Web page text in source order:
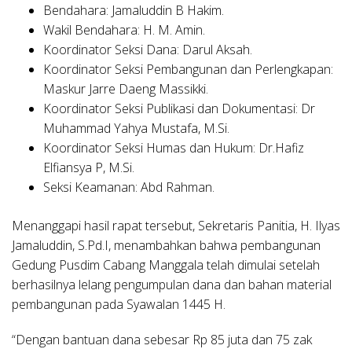
Bendahara: Jamaluddin B Hakim.
Wakil Bendahara: H. M. Amin.
Koordinator Seksi Dana: Darul Aksah.
Koordinator Seksi Pembangunan dan Perlengkapan:
Maskur Jarre Daeng Massikki.
Koordinator Seksi Publikasi dan Dokumentasi: Dr
Muhammad Yahya Mustafa, M.Si.
Koordinator Seksi Humas dan Hukum: Dr.Hafiz
Elfiansya P, M.Si.
Seksi Keamanan: Abd Rahman.
Menanggapi hasil rapat tersebut, Sekretaris Panitia, H. Ilyas
Jamaluddin, S.Pd.I, menambahkan bahwa pembangunan
Gedung Pusdim Cabang Manggala telah dimulai setelah
berhasilnya lelang pengumpulan dana dan bahan material
pembangunan pada Syawalan 1445 H.
“Dengan bantuan dana sebesar Rp 85 juta dan 75 zak